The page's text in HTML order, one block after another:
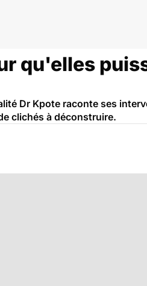
qu'elles
Dr Kpote raconte ses
clichés à déconstruire.